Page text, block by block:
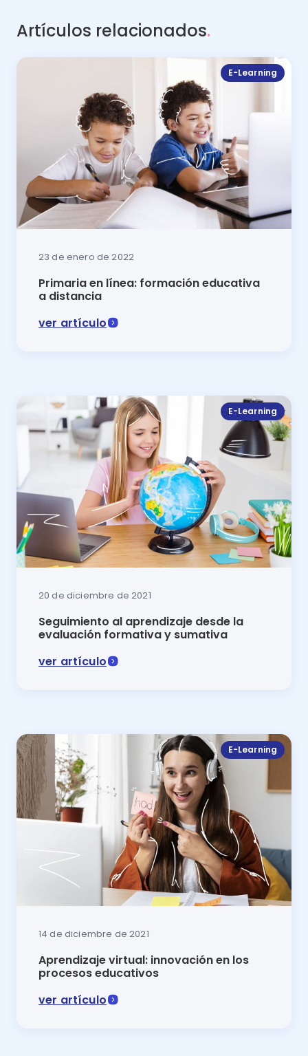
Artículos relacionados.
E-Learning
23 de enero de 2022
Primaria en línea: formación educativa
a distancia
ver artículo
E-Learning
20 de diciembre de 2021
Seguimiento al aprendizaje desde la
evaluación formativa y sumativa
ver artículo
E-Learning
14 de diciembre de 2021
Aprendizaje virtual: innovación en los
procesos educativos
ver artículo